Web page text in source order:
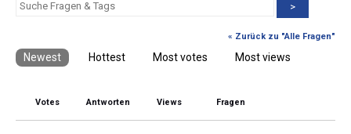
>
« Zurück zu "Alle Fragen"
Newest Hottest Most votes Most views
Votes Antworten Views Fragen